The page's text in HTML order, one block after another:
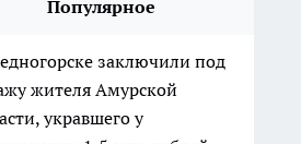
Популярное
заключили под
жителя Амурской
укравшего у